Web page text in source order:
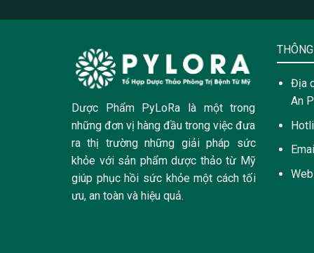
Dược Phẩm PyLoRa là một trong
những đơn vị hàng đầu trong việc đưa
ra thị trường những giải pháp sức
khỏe với sản phẩm dược thảo từ Mỹ
giúp phục hồi sức khỏe một cách tối
ưu, an toàn và hiệu quả.
Địa
An